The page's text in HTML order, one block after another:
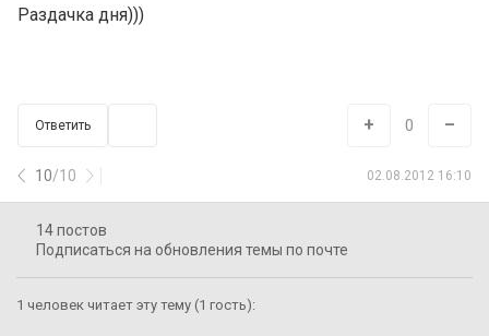
Раздачка дня)))
Ответить
10/10 02.08.2012 16:10
+ 0 –
14 постов
Подписаться на обновления темы по почте
1 человек читает эту тему (1 гость):